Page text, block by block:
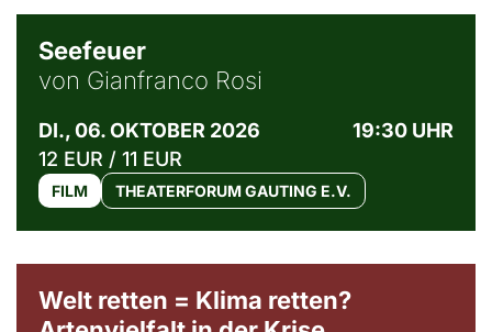
Seefeuer
von Gianfranco Rosi
DI., 06. OKTOBER 2026
19:30 UHR
12 EUR / 11 EUR
FILM THEATERFORUM GAUTING E.V.
Welt retten = Klima retten?